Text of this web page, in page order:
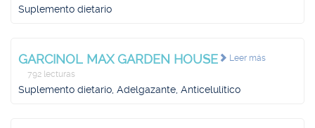
Suplemento dietario
Leer más
GARCINOL MAX GARDEN HOUSE
792 lecturas
Suplemento dietario, Adelgazante, Anticelulítico